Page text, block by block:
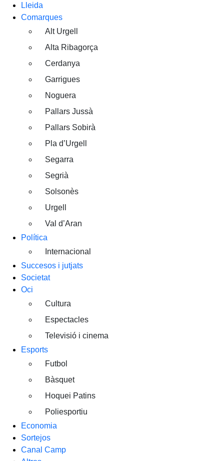
Lleida
Comarques
Alt Urgell
Alta Ribagorça
Cerdanya
Garrigues
Noguera
Pallars Jussà
Pallars Sobirà
Pla d’Urgell
Segarra
Segrià
Solsonès
Urgell
Val d’Aran
Política
Internacional
Succesos i jutjats
Societat
Oci
Cultura
Espectacles
Televisió i cinema
Esports
Futbol
Bàsquet
Hoquei Patins
Poliesportiu
Economia
Sortejos
Canal Camp